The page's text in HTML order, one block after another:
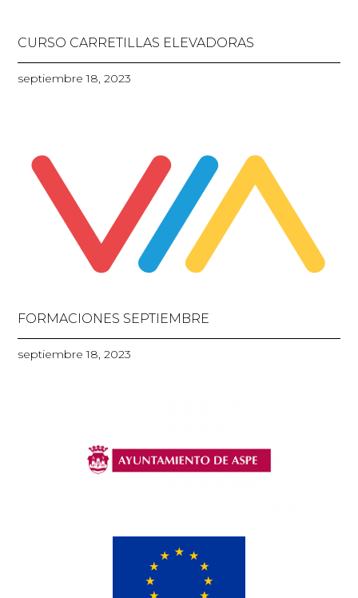
CURSO CARRETILLAS ELEVADORAS
septiembre 18, 2023
FORMACIONES SEPTIEMBRE
septiembre 18, 2023